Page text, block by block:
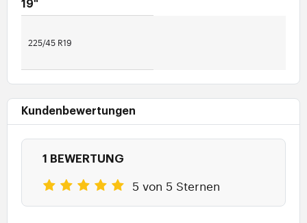
19"
225/45 R19
Kundenbewertungen
1 BEWERTUNG
5 von 5 Sternen